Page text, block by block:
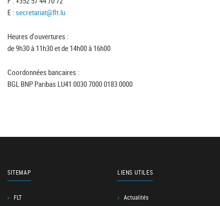
E : secretariat@flt.lu
Heures d'ouvertures :
de 9h30 à 11h30 et de 14h00 à 16h00
Coordonnées bancaires :
BGL BNP Paribas LU41 0030 7000 0183 0000
SITEMAP
FLT
LIENS UTILES
Actualités